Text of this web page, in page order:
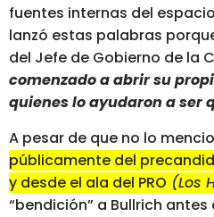
fuentes internas del
lanzó estas palabras
del Jefe de Gobierno de la
comenzado a abrir su
quienes lo ayudaron a ser
A pesar de que no lo
públicamente del
y desde el ala del PRO (Los
“bendición” a Bullrich antes